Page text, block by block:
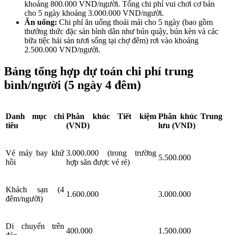
khoảng 800.000 VND/người. Tổng chi phí vui chơi cơ bản
cho 5 ngày khoảng 3.000.000 VND/người.
Ăn uống: Chi phí ăn uống thoải mái cho 5 ngày (bao gồm
thưởng thức đặc sản bình dân như bún quậy, bún kèn và các
bữa tiệc hải sản tươi sống tại chợ đêm) rơi vào khoảng
2.500.000 VND/người.
Bảng tổng hợp dự toán chi phí trung
bình/người (5 ngày 4 đêm)
Danh mục chi
tiêu
Phân khúc Tiết kiệm
(VND)
Phân khúc Trung
lưu (VND)
Vé máy bay khứ
hồi
3.000.000 (trong trường
hợp săn được vé rẻ)
5.500.000
Khách sạn (4
đêm/người)
1.600.000 3.000.000
Di chuyển trên
400.000 1.500.000